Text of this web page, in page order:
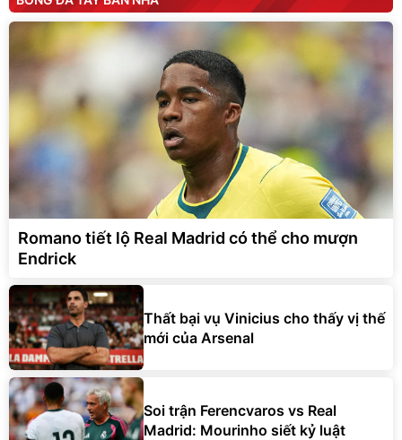
Romano tiết lộ Real Madrid có thể cho mượn
Endrick
Thất bại vụ Vinicius cho thấy vị thế
mới của Arsenal
Soi trận Ferencvaros vs Real
Madrid: Mourinho siết kỷ luật